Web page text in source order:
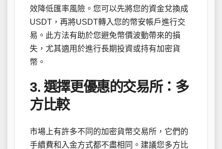
效降低匯率風險。您可以先將您的資金兌換成
USDT，再將USDT轉入您的幣安帳戶進行交
易。此方法有助於您避免幣價波動帶來的損
失，尤其適用於進行長期投資或持有加密貨
幣。
3. 選擇更優惠的交易所：多
方比較
市場上有許多不同的加密貨幣交易所，它們的
手續費和入金方式都不盡相同。建議您多方比